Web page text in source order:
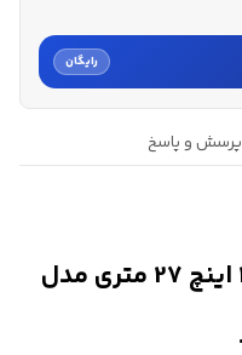
رایگان
پرسش و پاسخ
معرفی کفکش توان تک 2 اینچ 27 متری مدل